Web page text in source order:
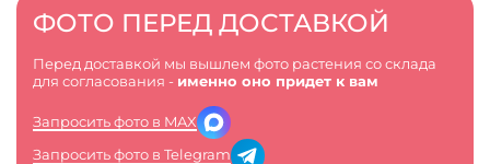
ФОТО ПЕРЕД ДОСТАВКОЙ
Перед доставкой мы вышлем фото растения со склада
для согласования - именно оно придет к вам
Запросить фото в MAX
Запросить фото в Telegram